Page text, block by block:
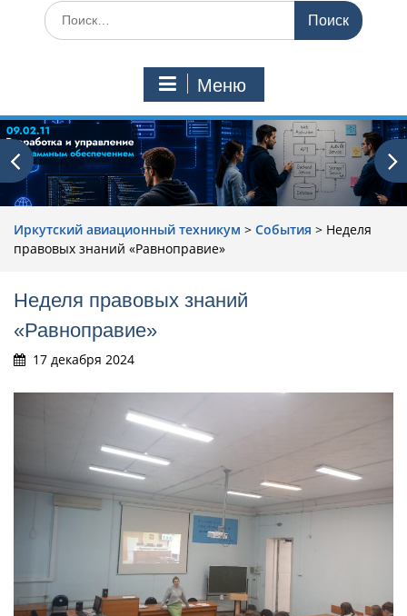
Искать:
Меню
Иркутский авиационный техникум > События > Неделя
правовых знаний «Равноправие»
Неделя правовых знаний
«Равноправие»
17 декабря 2024